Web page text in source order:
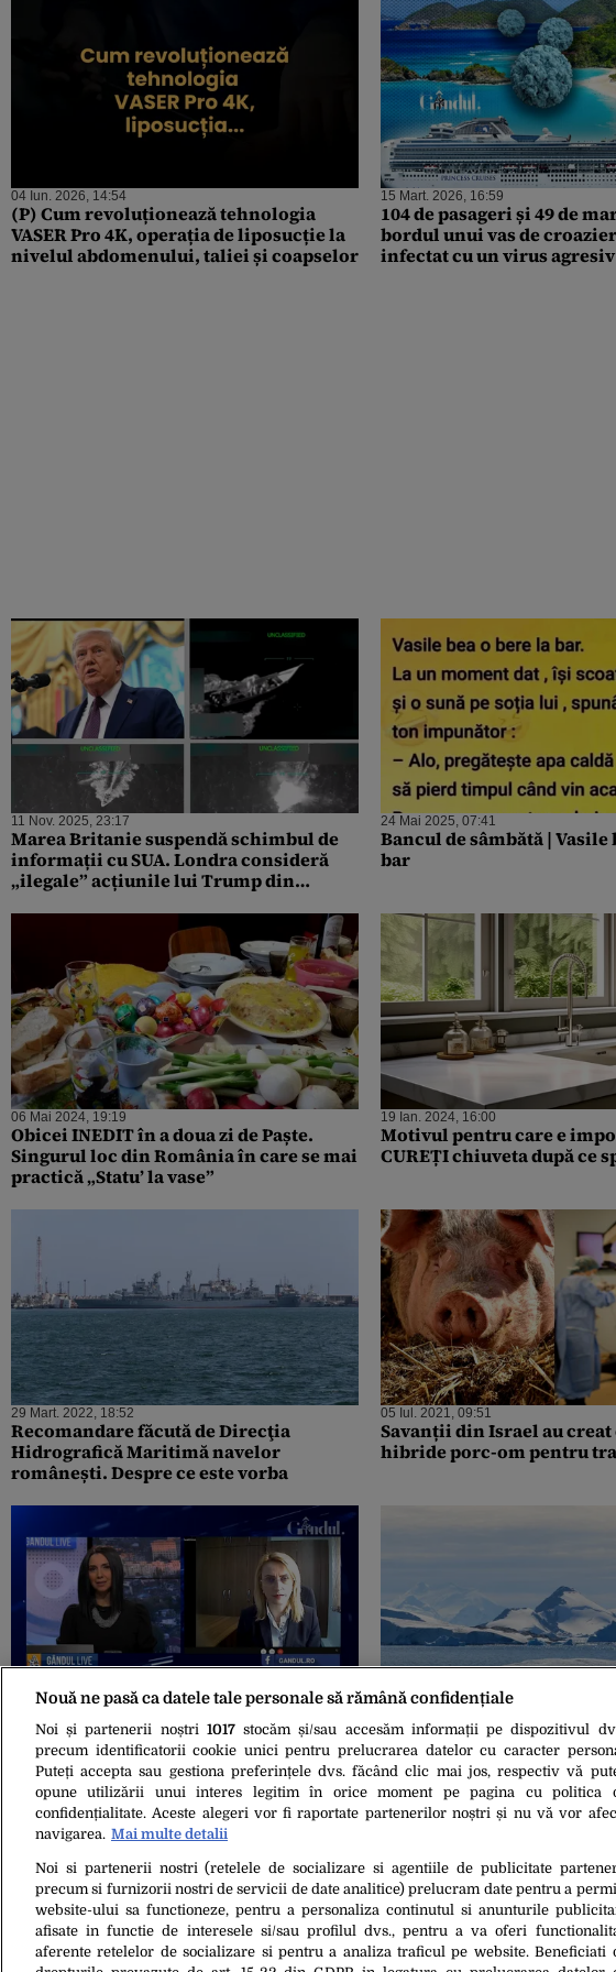
04 Iun. 2026, 14:54
(P) Cum revoluționează tehnologia
VASER Pro 4K, operația de liposucție la
nivelul abdomenului, taliei și coapselor
15 Mart. 2026, 16:59
104 de pasageri și 49 de
bordul unui vas de
infectat cu un virus
11 Nov. 2025, 23:17
Marea Britanie suspendă schimbul de
informații cu SUA. Londra consideră
„ilegale” acțiunile lui Trump din
24 Mai 2025, 07:41
Bancul de sâmbătă | Vasile
bar
06 Mai 2024, 19:19
Obicei INEDIT în a doua zi de Paște.
Singurul loc din România în care se mai
practică „Statu’ la vase”
19 Ian. 2024, 16:00
Motivul pentru care e
CUREȚI chiuveta după ce
29 Mart. 2022, 18:52
Recomandare făcută de Direcţia
Hidrografică Maritimă navelor
românești. Despre ce este vorba
05 Iul. 2021, 09:51
Savanții din Israel au creat
hibride porc-om pentru
15 Feb. 2021, 12:31
GÂNDUL LIVE. Beatrice Mahler, despre
vaccinul anti-COVID: „O reacție care ar
pune viața în pericol apare în primele
15 minute. Toate celelalte reacții apar
în timp, dar pot fi manageriate”
08 Mai 2020, 11:15
CEL MAI SIGUR LOC DIN
milioane de kilometri
de coronavirus. Viața în
Antarctica
Nouă ne pasă ca datele tale personale să rămână confidențiale
Noi și partenerii noștri 1017stocăm și/sau accesăm informații pe dispozitivul
precum identificatorii cookie unici pentru prelucrarea datelor cu caracter
Puteți accepta sau gestiona preferințele dvs. făcând clic mai jos, respectiv vă
opune utilizării unui interes legitim în orice moment pe pagina cu politica
confidențialitate. Aceste alegeri vor fi raportate partenerilor noștri și nu vă vor
navigarea. Mai multe detalii
Noi si partenerii nostri (retelele de socializare si agentiile de publicitate
precum si furnizorii nostri de servicii de date analitice) prelucram date pentru a
website-ului sa functioneze, pentru a personaliza continutul si anunturile
afisate in functie de interesele si/sau profilul dvs., pentru a va oferi
aferente retelelor de socializare si pentru a analiza traficul pe website. Beneficiati